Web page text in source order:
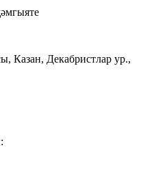
Казан, Декабристлар ур.,